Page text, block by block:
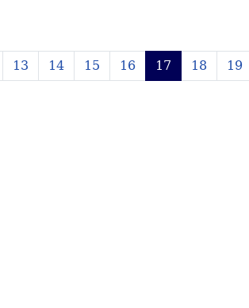
13 14 15 16 17 18 19